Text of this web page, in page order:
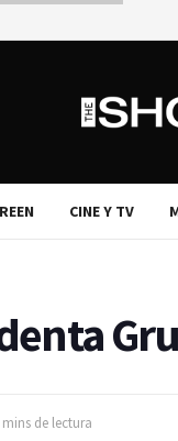
CINE Y TV
de lectura